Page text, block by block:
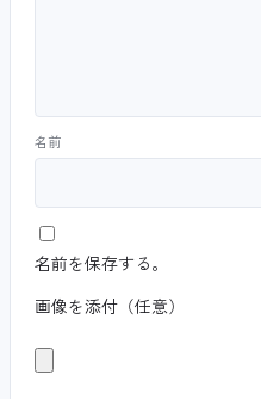
名前
名前を保存する。
画像を添付（任意）